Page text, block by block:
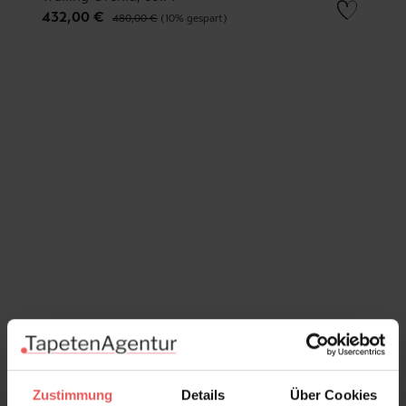
Zustimmung Details Über Cookies
432,00 €
480,00 € (10% gespart)